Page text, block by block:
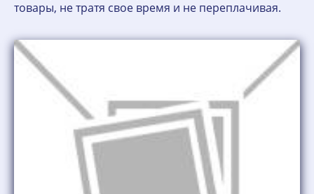
товары, не тратя свое время и не переплачивая.